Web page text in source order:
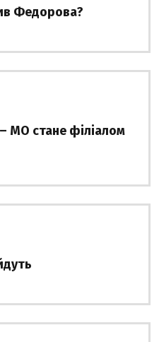
Федорова?
МО стане філіалом